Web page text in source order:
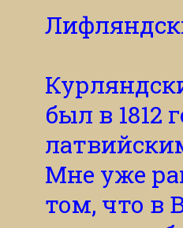
был в 1812
Мне уже
том, что в